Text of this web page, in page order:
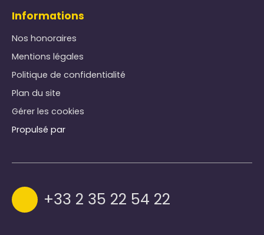
Informations
Nos honoraires
Mentions légales
Politique de confidentialité
Plan du site
Gérer les cookies
Propulsé par
+33 2 35 22 54 22